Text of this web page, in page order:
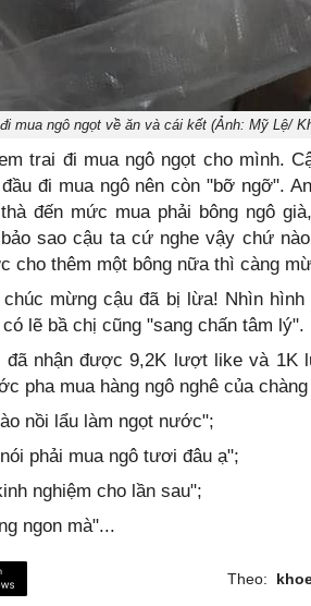
mua ngô ngọt về ăn và cái kết (Ảnh: Mỹ Lệ/
trai đi mua ngô ngọt cho mình.
đi mua ngô nên còn "bỡ ngỡ".
đến mức mua phải bông ngô
sao cậu ta cứ nghe vậy chứ
cho thêm một bông nữa thì càng
mừng cậu đã bị lừa! Nhìn hình
lẽ bầ chị cũng "sang chấn tâm lý".
đã nhận được 9,2K lượt like và 1K
pha mua hàng ngô nghê của
nồi lẩu làm ngọt nước";
phải mua ngô tươi đâu ạ";
nghiệm cho lần sau";
ngon mà"...
Theo: